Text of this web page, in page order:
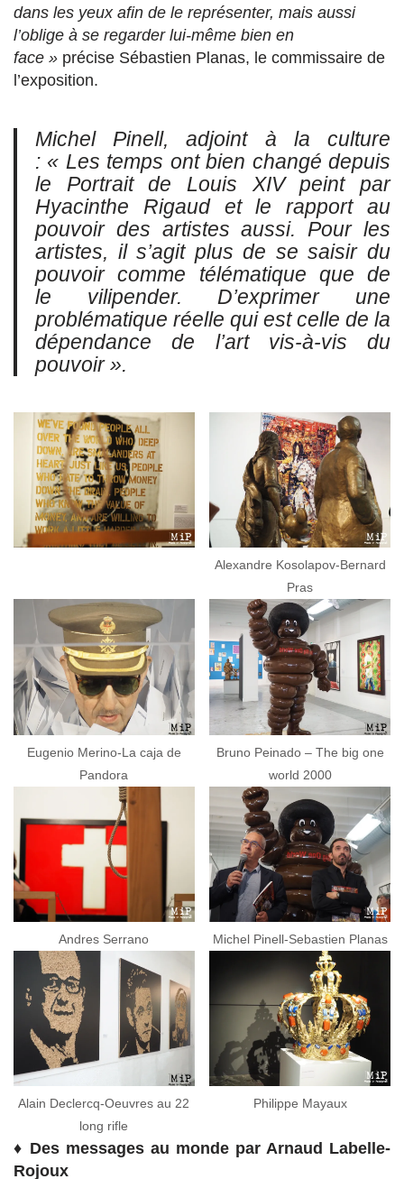
dans les yeux afin de le représenter, mais aussi
l’oblige à se regarder lui-même bien en
face » précise Sébastien Planas, le commissaire de
l’exposition.
Michel Pinell, adjoint à la culture
: « Les temps ont bien changé depuis
le Portrait de Louis XIV peint par
Hyacinthe Rigaud et le rapport au
pouvoir des artistes aussi. Pour les
artistes, il s’agit plus de se saisir du
pouvoir comme télématique que de
le vilipender. D’exprimer une
problématique réelle qui est celle de la
dépendance de l’art vis-à-vis du
pouvoir ».
Alexandre Kosolapov-Bernard
Pras
Eugenio Merino-La caja de
Pandora
Bruno Peinado – The big one
world 2000
Andres Serrano Michel Pinell-Sebastien Planas
Alain Declercq-Oeuvres au 22
long rifle
Philippe Mayaux
♦ Des messages au monde par Arnaud Labelle-
Rojoux